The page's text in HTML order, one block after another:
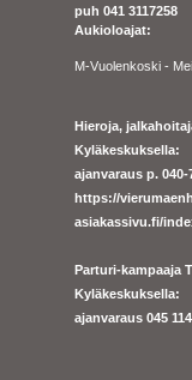
puh 041 3117258
Aukioloajat:
M-Vuolenkoski -
Hieroja,
Kyläkeskuksella:
ajanvaraus p.
https://
asiakassivu.fi/
Parturi-kampaaja
Kyläkeskuksella:
ajanvaraus 045